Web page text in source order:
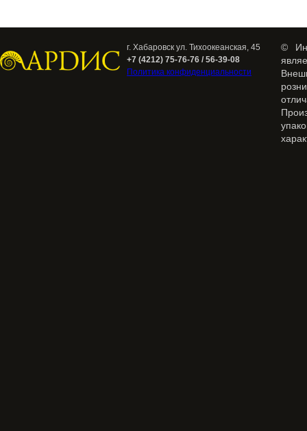
г. Хабаровск ул. Тихоокеанская, 45
+7 (4212) 75-76-76 / 56-39-08
Политика конфиденциальности
©